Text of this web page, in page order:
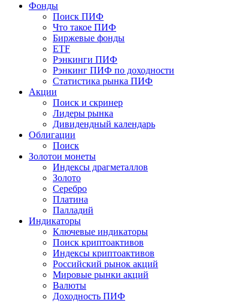
Фонды
Поиск ПИФ
Что такое ПИФ
Биржевые фонды
ETF
Рэнкинги ПИФ
Рэнкинг ПИФ по доходности
Статистика рынка ПИФ
Акции
Поиск и скринер
Лидеры рынка
Дивидендный календарь
Облигации
Поиск
Золотои монеты
Индексы драгметаллов
Золото
Серебро
Платина
Палладий
Индикаторы
Ключевые индикаторы
Поиск криптоактивов
Индексы криптоактивов
Российский рынок акций
Мировые рынки акций
Валюты
Доходность ПИФ